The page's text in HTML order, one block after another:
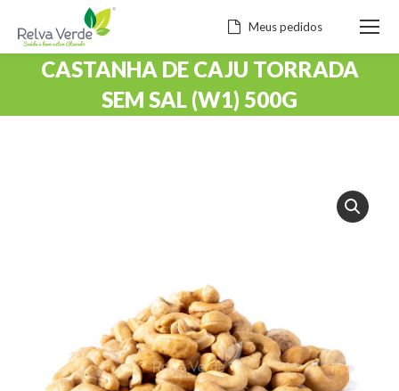
Meus pedidos
CASTANHA DE CAJU TORRADA
SEM SAL (W1) 500G